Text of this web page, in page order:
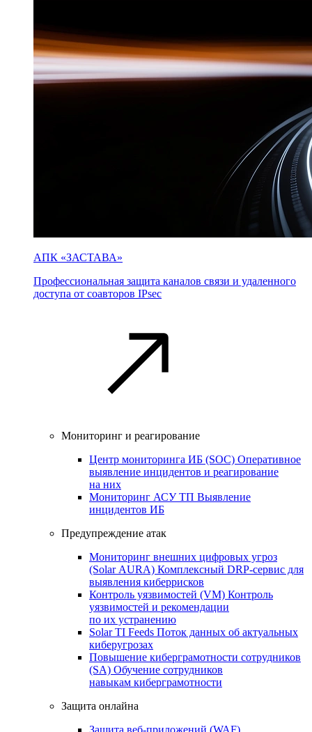
АПК «ЗАСТАВА»
Профессиональная защита каналов связи и удаленного
доступа от соавторов IPsec
Мониторинг и реагирование
Центр мониторинга ИБ (SOC) Оперативное
выявление инцидентов и реагирование
на них
Мониторинг АСУ ТП Выявление
инцидентов ИБ
Предупреждение атак
Мониторинг внешних цифровых угроз
(Solar AURA) Комплексный DRP-сервис для
выявления киберрисков
Контроль уязвимостей (VM) Контроль
уязвимостей и рекомендации
по их устранению
Solar TI Feeds Поток данных об актуальных
киберугрозах
Повышение киберграмотности сотрудников
(SA) Обучение сотрудников
навыкам киберграмотности
Защита онлайна
Защита веб-приложений (WAF)